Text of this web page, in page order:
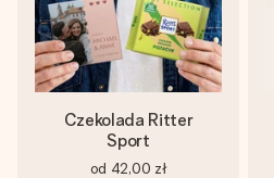
Czekolada Ritter
Sport
od 42,00 zł